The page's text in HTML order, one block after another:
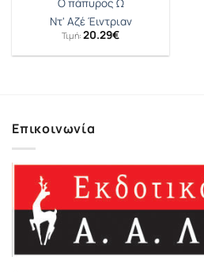
Ο πάπυρος Ω
Ντ' Αζέ Έιντριαν
Τιμή: 20.29€
Επικοινωνία